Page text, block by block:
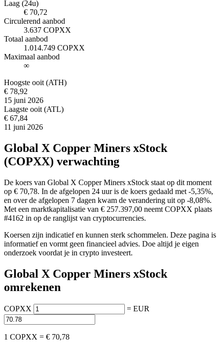
Laag (24u)
€ 70,72
Circulerend aanbod
3.637 COPXX
Totaal aanbod
1.014.749 COPXX
Maximaal aanbod
∞
Hoogste ooit (ATH)
€ 78,92
15 juni 2026
Laagste ooit (ATL)
€ 67,84
11 juni 2026
Global X Copper Miners xStock
(COPXX) verwachting
De koers van Global X Copper Miners xStock staat op dit moment
op € 70,78. In de afgelopen 24 uur is de koers gedaald met -5,35%,
en over de afgelopen 7 dagen kwam de verandering uit op -8,08%.
Met een marktkapitalisatie van € 257.397,00 neemt COPXX plaats
#4162 in op de ranglijst van cryptocurrencies.
Koersen zijn indicatief en kunnen sterk schommelen. Deze pagina is
informatief en vormt geen financieel advies. Doe altijd je eigen
onderzoek voordat je in crypto investeert.
Global X Copper Miners xStock
omrekenen
COPXX = EUR
1 COPXX = € 70,78